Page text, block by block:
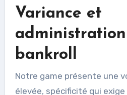
Variance et
bankroll
Notre game présente une
élevée, spécificité qui